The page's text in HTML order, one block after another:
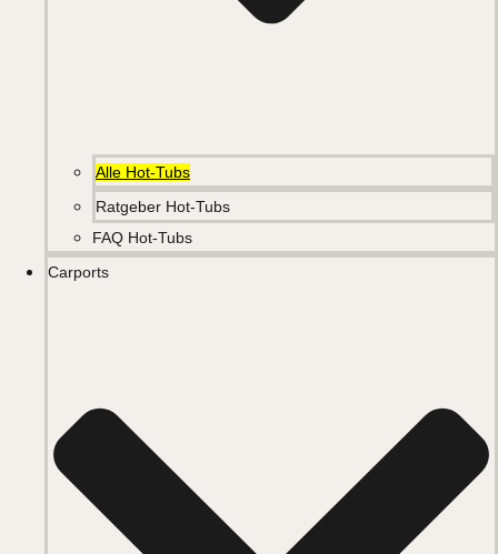
Alle Hot-Tubs
Ratgeber Hot-Tubs
FAQ Hot-Tubs
Carports